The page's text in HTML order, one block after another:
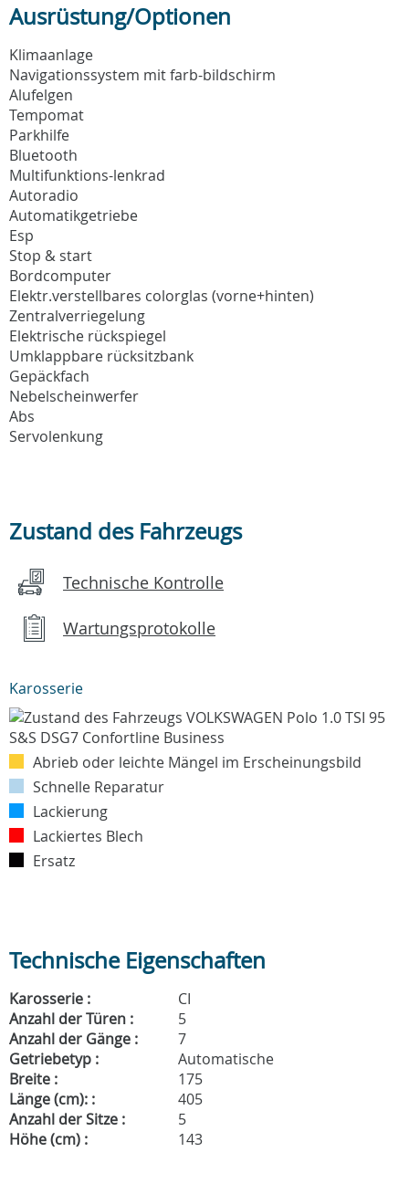
Ausrüstung/Optionen
Klimaanlage
Navigationssystem mit farb-bildschirm
Alufelgen
Tempomat
Parkhilfe
Bluetooth
Multifunktions-lenkrad
Autoradio
Automatikgetriebe
Esp
Stop & start
Bordcomputer
Elektr.verstellbares colorglas (vorne+hinten)
Zentralverriegelung
Elektrische rückspiegel
Umklappbare rücksitzbank
Gepäckfach
Nebelscheinwerfer
Abs
Servolenkung
Zustand des Fahrzeugs
Technische Kontrolle
Wartungsprotokolle
Karosserie
Abrieb oder leichte Mängel im Erscheinungsbild
Schnelle Reparatur
Lackierung
Lackiertes Blech
Ersatz
Technische Eigenschaften
Karosserie :
CI
Anzahl der Türen :
5
Anzahl der Gänge :
7
Getriebetyp :
Automatische
Breite :
175
Länge (cm): :
405
Anzahl der Sitze :
5
Höhe (cm) :
143